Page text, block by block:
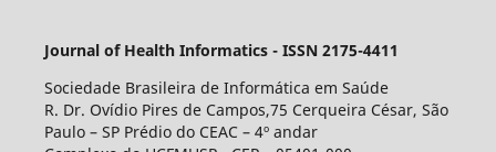
Journal of Health Informatics - ISSN 2175-4411
Sociedade Brasileira de Informática em Saúde
R. Dr. Ovídio Pires de Campos,75 Cerqueira César, São
Paulo – SP Prédio do CEAC – 4º andar